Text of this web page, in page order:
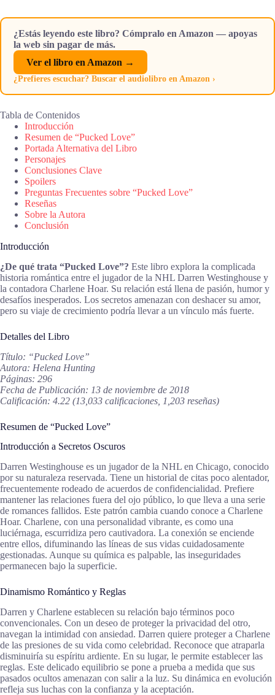
¿Estás leyendo este libro? Cómpralo en Amazon — apoyas
la web sin pagar de más.
Ver el libro en Amazon →
¿Prefieres escuchar? Buscar el audiolibro en Amazon ›
Tabla de Contenidos
Introducción
Resumen de “Pucked Love”
Portada Alternativa del Libro
Personajes
Conclusiones Clave
Spoilers
Preguntas Frecuentes sobre “Pucked Love”
Reseñas
Sobre la Autora
Conclusión
Introducción
¿De qué trata “Pucked Love”? Este libro explora la complicada
historia romántica entre el jugador de la NHL Darren Westinghouse y
la contadora Charlene Hoar. Su relación está llena de pasión, humor y
desafíos inesperados. Los secretos amenazan con deshacer su amor,
pero su viaje de crecimiento podría llevar a un vínculo más fuerte.
Detalles del Libro
Título: “Pucked Love”
Autora: Helena Hunting
Páginas: 296
Fecha de Publicación: 13 de noviembre de 2018
Calificación: 4.22 (13,033 calificaciones, 1,203 reseñas)
Resumen de “Pucked Love”
Introducción a Secretos Oscuros
Darren Westinghouse es un jugador de la NHL en Chicago, conocido
por su naturaleza reservada. Tiene un historial de citas poco alentador,
frecuentemente rodeado de acuerdos de confidencialidad. Prefiere
mantener las relaciones fuera del ojo público, lo que lleva a una serie
de romances fallidos. Este patrón cambia cuando conoce a Charlene
Hoar. Charlene, con una personalidad vibrante, es como una
luciérnaga, escurridiza pero cautivadora. La conexión se enciende
entre ellos, difuminando las líneas de sus vidas cuidadosamente
gestionadas. Aunque su química es palpable, las inseguridades
permanecen bajo la superficie.
Dinamismo Romántico y Reglas
Darren y Charlene establecen su relación bajo términos poco
convencionales. Con un deseo de proteger la privacidad del otro,
navegan la intimidad con ansiedad. Darren quiere proteger a Charlene
de las presiones de su vida como celebridad. Reconoce que atraparla
disminuiría su espíritu ardiente. En su lugar, le permite establecer las
reglas. Este delicado equilibrio se pone a prueba a medida que sus
pasados ocultos amenazan con salir a la luz. Su dinámica en evolución
refleja sus luchas con la confianza y la aceptación.